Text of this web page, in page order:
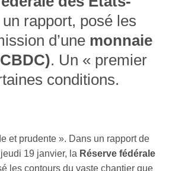
rapport, posé les
d’une monnaie
. Un « premier
conditions.
et prudente ». Dans un rapport de
19 janvier, la Réserve fédérale
les contours du vaste chantier que